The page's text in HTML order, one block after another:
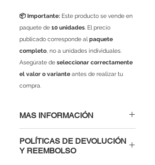
📦 Importante: Este producto se vende en
paquete de 10 unidades . El precio
publicado corresponde al paquete
completo, no a unidades individuales.
Asegúrate de seleccionar correctamente
el valor o variante antes de realizar tu
compra.
MAS INFORMACIÓN
POLÍTICAS DE DEVOLUCIÓN
Y REEMBOLSO